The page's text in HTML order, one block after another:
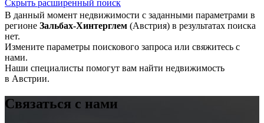
Скрыть расширенный поиск
В данный момент недвижимости с заданными параметрами в
регионе Зальбах-Хинтерглем (Австрия) в результатах поиска
нет.
Измените параметры поискового запроса или свяжитесь с
нами.
Наши специалисты помогут вам найти недвижимость
в Австрии.
Связаться с нами